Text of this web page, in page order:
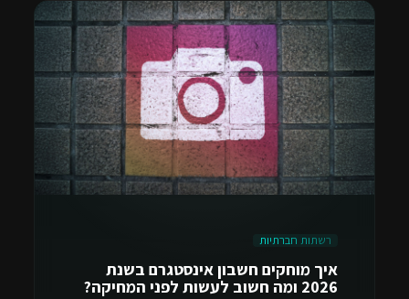
רשתות חברתיות
איך מוחקים חשבון אינסטגרם בשנת
2026 ומה חשוב לעשות לפני המחיקה?